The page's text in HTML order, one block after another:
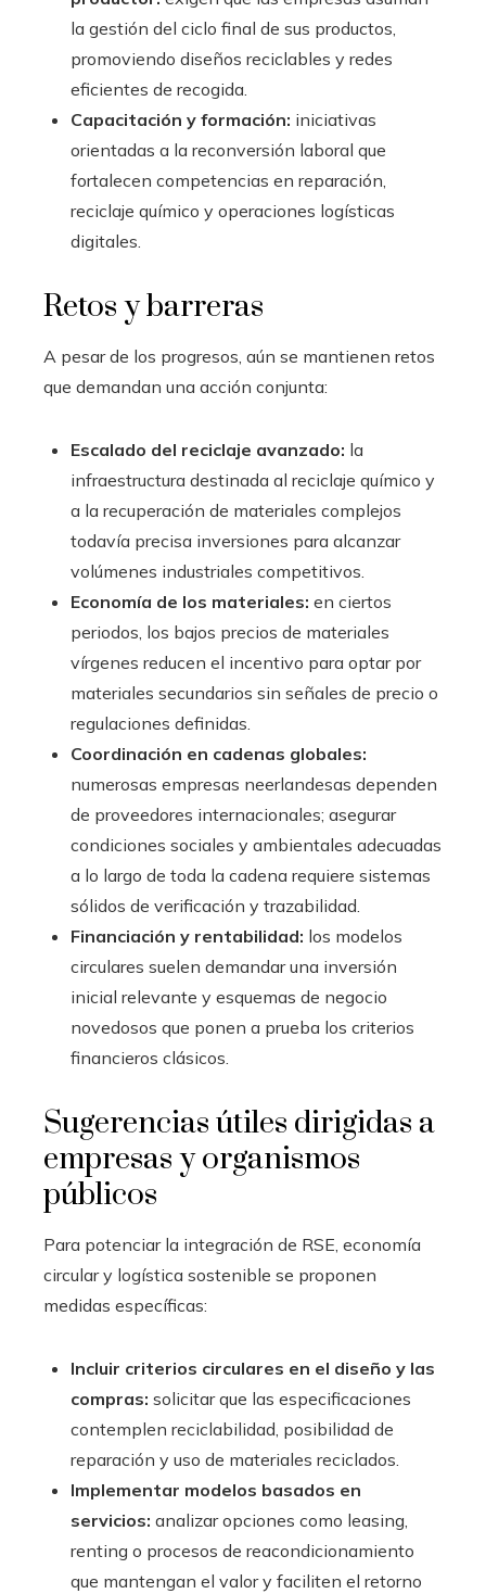
la gestión del ciclo final de sus productos,
promoviendo diseños reciclables y redes
eficientes de recogida.
Capacitación y formación: iniciativas
orientadas a la reconversión laboral que
fortalecen competencias en reparación,
reciclaje químico y operaciones logísticas
digitales.
Retos y barreras
A pesar de los progresos, aún se mantienen retos
que demandan una acción conjunta:
Escalado del reciclaje avanzado: la
infraestructura destinada al reciclaje químico y
a la recuperación de materiales complejos
todavía precisa inversiones para alcanzar
volúmenes industriales competitivos.
Economía de los materiales: en ciertos
periodos, los bajos precios de materiales
vírgenes reducen el incentivo para optar por
materiales secundarios sin señales de precio o
regulaciones definidas.
Coordinación en cadenas globales:
numerosas empresas neerlandesas dependen
de proveedores internacionales; asegurar
condiciones sociales y ambientales adecuadas
a lo largo de toda la cadena requiere sistemas
sólidos de verificación y trazabilidad.
Financiación y rentabilidad: los modelos
circulares suelen demandar una inversión
inicial relevante y esquemas de negocio
novedosos que ponen a prueba los criterios
financieros clásicos.
Sugerencias útiles dirigidas a
empresas y organismos
públicos
Para potenciar la integración de RSE, economía
circular y logística sostenible se proponen
medidas específicas:
Incluir criterios circulares en el diseño y las
compras: solicitar que las especificaciones
contemplen reciclabilidad, posibilidad de
reparación y uso de materiales reciclados.
Implementar modelos basados en
servicios: analizar opciones como leasing,
renting o procesos de reacondicionamiento
que mantengan el valor y faciliten el retorno